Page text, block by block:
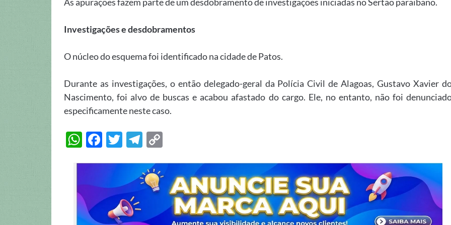
As apurações fazem parte de um desdobramento de investigações iniciadas no Sertão paraibano.
Investigações e desdobramentos
O núcleo do esquema foi identificado na cidade de Patos.
Durante as investigações, o então delegado-geral da Polícia Civil de Alagoas, Gustavo Xavier
Nascimento, foi alvo de buscas e acabou afastado do cargo. Ele, no entanto, não foi
especificamente neste caso.
W
s
A
p
F
e
b
o
o
T
er
T
e
gr
m
p
y
Li
n